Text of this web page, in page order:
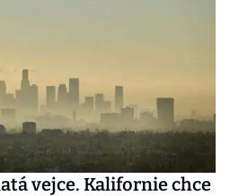
vejce. Kalifornie chce